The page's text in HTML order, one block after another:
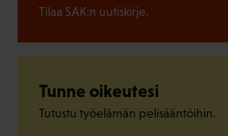
Tilaa SAK:n uutiskirje.
Tunne oikeutesi
Tutustu työelämän pelisääntöihin.